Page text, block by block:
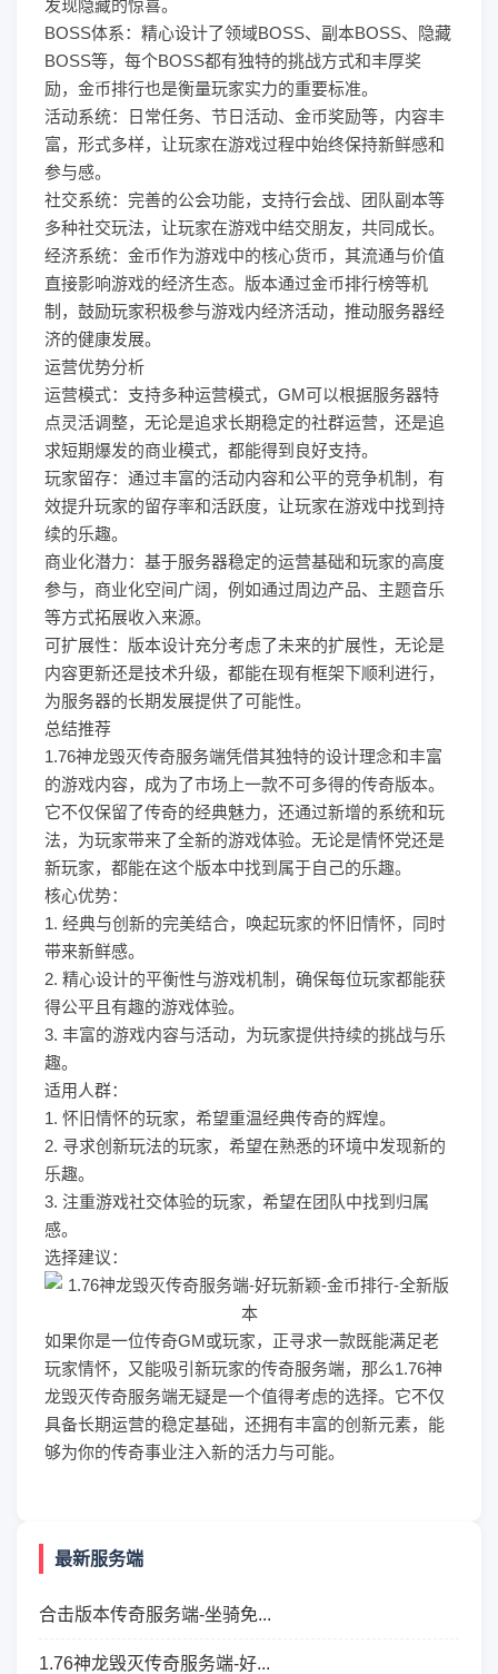
发现隐藏的惊喜。
BOSS体系：精心设计了领域BOSS、副本BOSS、隐藏
BOSS等，每个BOSS都有独特的挑战方式和丰厚奖
励，金币排行也是衡量玩家实力的重要标准。
活动系统：日常任务、节日活动、金币奖励等，内容丰
富，形式多样，让玩家在游戏过程中始终保持新鲜感和
参与感。
社交系统：完善的公会功能，支持行会战、团队副本等
多种社交玩法，让玩家在游戏中结交朋友，共同成长。
经济系统：金币作为游戏中的核心货币，其流通与价值
直接影响游戏的经济生态。版本通过金币排行榜等机
制，鼓励玩家积极参与游戏内经济活动，推动服务器经
济的健康发展。
运营优势分析
运营模式：支持多种运营模式，GM可以根据服务器特
点灵活调整，无论是追求长期稳定的社群运营，还是追
求短期爆发的商业模式，都能得到良好支持。
玩家留存：通过丰富的活动内容和公平的竞争机制，有
效提升玩家的留存率和活跃度，让玩家在游戏中找到持
续的乐趣。
商业化潜力：基于服务器稳定的运营基础和玩家的高度
参与，商业化空间广阔，例如通过周边产品、主题音乐
等方式拓展收入来源。
可扩展性：版本设计充分考虑了未来的扩展性，无论是
内容更新还是技术升级，都能在现有框架下顺利进行，
为服务器的长期发展提供了可能性。
总结推荐
1.76神龙毁灭传奇服务端凭借其独特的设计理念和丰富
的游戏内容，成为了市场上一款不可多得的传奇版本。
它不仅保留了传奇的经典魅力，还通过新增的系统和玩
法，为玩家带来了全新的游戏体验。无论是情怀党还是
新玩家，都能在这个版本中找到属于自己的乐趣。
核心优势：
1. 经典与创新的完美结合，唤起玩家的怀旧情怀，同时
带来新鲜感。
2. 精心设计的平衡性与游戏机制，确保每位玩家都能获
得公平且有趣的游戏体验。
3. 丰富的游戏内容与活动，为玩家提供持续的挑战与乐
趣。
适用人群：
1. 怀旧情怀的玩家，希望重温经典传奇的辉煌。
2. 寻求创新玩法的玩家，希望在熟悉的环境中发现新的
乐趣。
3. 注重游戏社交体验的玩家，希望在团队中找到归属
感。
选择建议：
如果你是一位传奇GM或玩家，正寻求一款既能满足老
玩家情怀，又能吸引新玩家的传奇服务端，那么1.76神
龙毁灭传奇服务端无疑是一个值得考虑的选择。它不仅
具备长期运营的稳定基础，还拥有丰富的创新元素，能
够为你的传奇事业注入新的活力与可能。
最新服务端
合击版本传奇服务端-坐骑免...
1.76神龙毁灭传奇服务端-好...